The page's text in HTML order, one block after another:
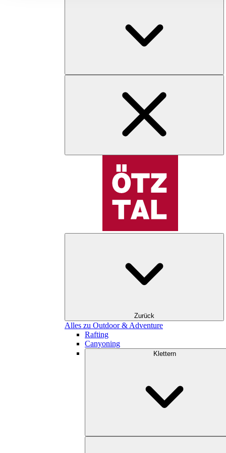
Zurück
Alles zu Outdoor & Adventure
Rafting
Canyoning
Klettern